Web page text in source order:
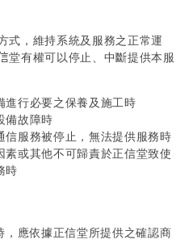
式，維持系統及服務之正常運
堂有權可以停止、中斷提供本服
進行必要之保養及施工時
備故障時
信服務被停止，無法提供服務時
素或其他不可歸責於正信堂致使
時
，應依據正信堂所提供之確認商